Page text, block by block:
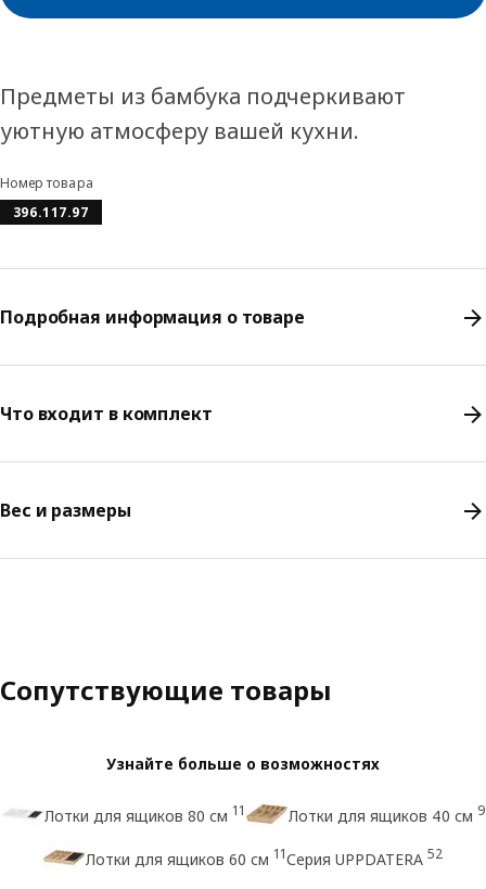
Предметы из бамбука подчеркивают
уютную атмосферу вашей кухни.
Номер товара
396.117.97
Подробная информация о товаре
Что входит в комплект
Вес и размеры
Сопутствующие товары
Узнайте больше о возможностях
Лотки для ящиков 80 см 11 Лотки для ящиков 40 см 9
Лотки для ящиков 60 см 11Серия UPPDATERA 52